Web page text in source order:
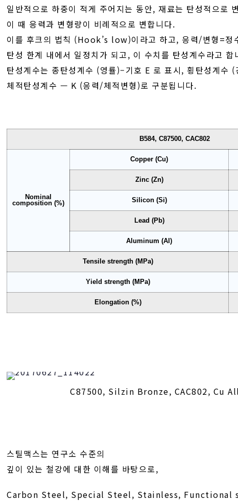
일반적으로 하중이 적게 주어지는 동안, 재료는 탄성적으로
이 때 응력과 변형량이 비례적으로 변합니다.
이를 후크의 법칙 (Hook’s low)이라고 하고, 응력/변형=정
탄성 한계 내에서 일정치가 되고, 이 수치를 탄성계수라고 합
탄성계수는 종탄성계수 (영률)–기호 E 로 표시, 횡탄성계수
체적탄성계수 — K (응력/체적변형)로 구분됩니다.
B584, C87500, CAC802
Nominal
composition (%)
Copper (Cu)
Zinc (Zn)
Silicon (Si)
Lead (Pb)
Aluminum (Al)
Tensile strength (MPa)
Yield strength (MPa)
Elongation (%)
C87500, Silzin Bronze, CAC802, Cu
스틸맥스는 연구소 수준의
깊이 있는 철강에 대한 이해를 바탕으로,
Carbon Steel, Special Steel, Stainless, Functional